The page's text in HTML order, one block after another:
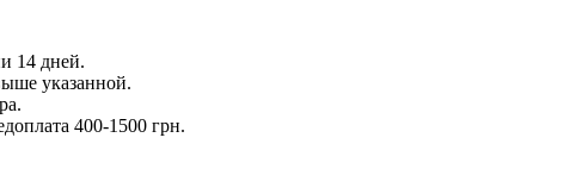
14 дней.
указанной.
400-1500 грн.